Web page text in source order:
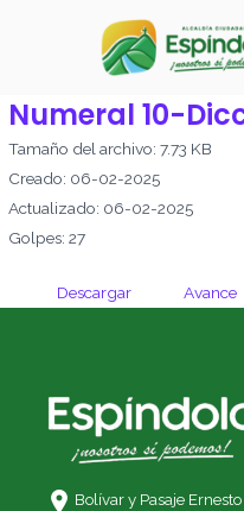
Numeral 10-
Tamaño del archivo: 7.73 KB
Creado: 06-02-2025
Actualizado: 06-02-2025
Golpes: 27
Descargar Avance
Bolívar y Pasaje